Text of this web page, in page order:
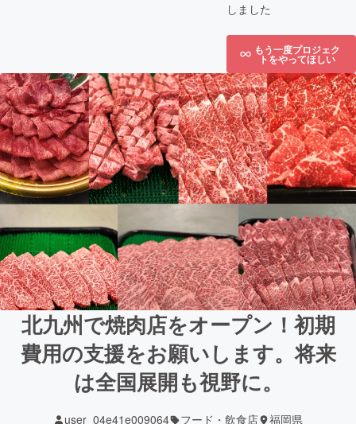
しました
もう一度プロジェク
トをやってほしい
北九州で焼肉店をオープン！初期
費用の支援をお願いします。将来
は全国展開も視野に。
user_04e41e009064 フード・飲食店 福岡県